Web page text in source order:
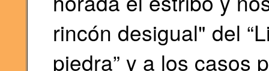
rincón desigual" del
piedra” y a los casos